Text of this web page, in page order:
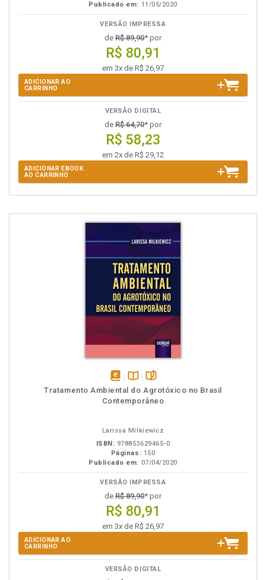
Publicado em: 11/05/2020
VERSÃO IMPRESSA
de R$ 89,90* por
R$ 80,91
em 3x de R$ 26,97
ADICIONAR AO
CARRINHO
VERSÃO DIGITAL
de R$ 64,70* por
R$ 58,23
em 2x de R$ 29,12
ADICIONAR EBOOK
AO CARRINHO
disponível
em
Disponível
na
páginas
Tratamento Ambiental do Agrotóxico no Brasil
Contemporâneo
Larissa Milkiewicz
ISBN: 978853629465-0
Páginas: 150
Publicado em: 07/04/2020
VERSÃO IMPRESSA
de R$ 89,90* por
R$ 80,91
em 3x de R$ 26,97
ADICIONAR AO
CARRINHO
VERSÃO DIGITAL